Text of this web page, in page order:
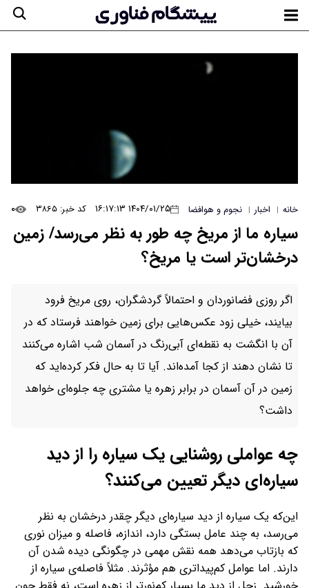
خانه | اخبار | نجوم و هوافضا ۱۴۰۴/۰۱/۲۵ ۱۶:۱۷:۱۳ کد خبر: ۳۸۶۵ ۰
سیاره ما از مریخ چه طور به نظر می‌رسد/ زمین
درخشان‌تر است یا مریخ؟
اگر روزی فضانوردان و احتمالاً گردشگران، روی مریخ فرود
بیایند، خیلی زود عکس‌هایی برای زمین خواهند فرستاد که در
آن با انگشت به نقطه‌ای آبی‌رنگ در آسمان شب اشاره می‌کنند
تا نشان دهند از کجا آمده‌اند. آیا تا به حال فکر کرده‌اید که
زمین در آن آسمان در برابر زهره یا مشتری چه جلوه‌ای خواهد
داشت؟
چه عواملی روشنایی یک سیاره را از دید
سیاره‌ای دیگر تعیین می‌کنند؟
این‌که یک سیاره از دید سیاره‌ای دیگر چقدر درخشان به نظر
می‌رسد، به چند عامل بستگی دارد، اندازه، فاصله و میزان نوری
که بازتاب می‌دهد همه نقش مهمی در چگونگی دیده شدن آن
دارند. اما عوامل کم‌پیداتری هم مؤثرند. مثلاً فاصله‌ی سیاره از